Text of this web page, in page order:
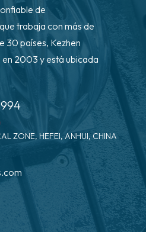
de
trabaja con más de
30 países, Kezhen
en 2003 y está ubicada
ZONE, HEFEI, ANHUI, CHINA